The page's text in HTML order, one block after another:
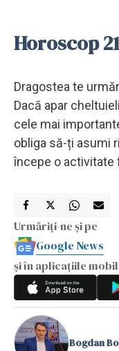
Horoscop
Dragostea te
Dacă apar
cele mai
obliga să-ți asumi
începe o activitate
Urmăriți-ne și pe
Google News
și în aplicațiile
Bogdan